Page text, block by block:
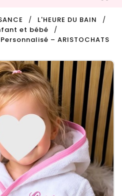
L'HEURE DU BAIN
et bébé
– ARISTOCHATS